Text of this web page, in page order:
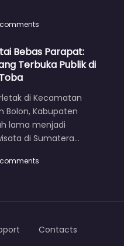
Bebas Parapat:
Terbuka Publik di
di Kecamatan
Bolon, Kabupaten
lama menjadi
di Sumatera…
Contacts